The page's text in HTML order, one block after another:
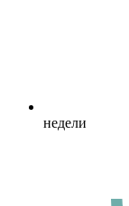
недели